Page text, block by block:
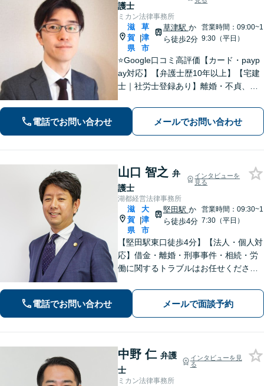
護士
ミカン法律事務所
滋
賀
県
|
草
津
市
草津駅 か
ら徒歩2分
営業時間：09:00~1
9:30（平日）
⭐️Google口コミ高評価【カード・payp
ay対応】【弁護士歴10年以上】【宅建
士｜社労士登録あり】離婚・不貞、破
リラックスしてお越しください。丁寧
にお話をお聴きします【草津駅2分｜駐
車場あり】【土日祝対応】
電話でお問い合わせ メールでお問い合わせ
山口 智之 弁
護士
インタビューを
見る
湖都経営法律事務所
滋
賀
県
|
大
津
市
堅田駅 か
ら徒歩4分
営業時間：09:30~1
7:30（平日）
【堅田駅東口徒歩4分】【法人・個人対
応】借金・離婚・刑事事件・相続・労
働に関するトラブルはお任せくださ
契約・企業法務全般に対応。困りの際
はぜひ一度お話をお聞かせください。
【無料駐車場あり】
電話でお問い合わせ メールで面談予約
中野 仁 弁護
士
インタビューを見
る
ミカン法律事務所